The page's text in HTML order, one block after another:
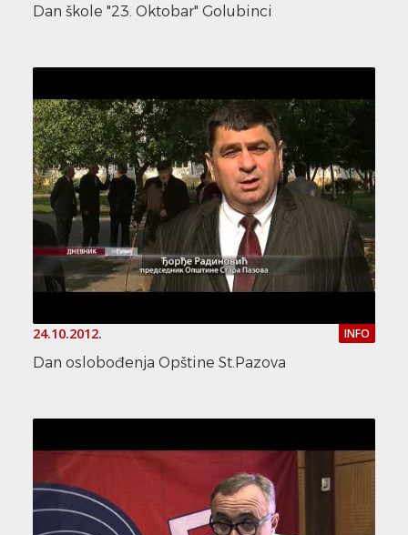
Dan škole "23. Oktobar" Golubinci
24.10.2012. INFO
Dan oslobođenja Opštine St.Pazova